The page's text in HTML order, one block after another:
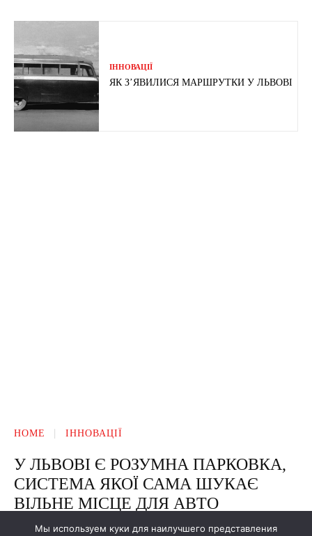
ІННОВАЦІЇ
ЯК З’ЯВИЛИСЯ МАРШРУТКИ У ЛЬВОВІ
Мы используем куки для наилучшего представления